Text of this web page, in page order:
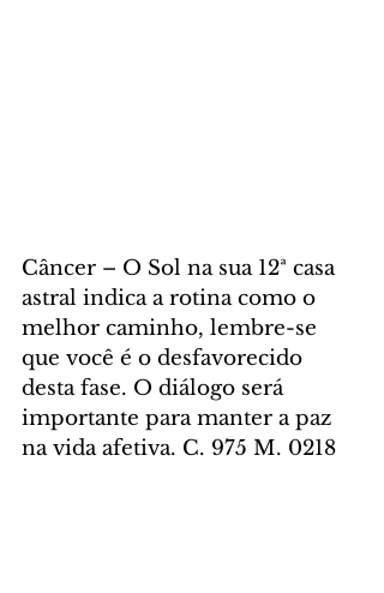
Câncer – O Sol na sua 12ª casa
astral indica a rotina como o
melhor caminho, lembre-se
que você é o desfavorecido
desta fase. O diálogo será
importante para manter a paz
na vida afetiva. C. 975 M. 0218